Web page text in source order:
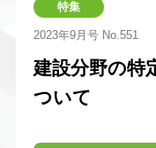
特集
2023年9月号No.551
建設分野の特
ついて